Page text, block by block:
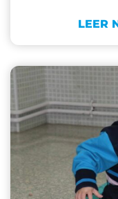
LEER